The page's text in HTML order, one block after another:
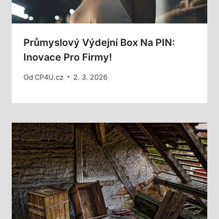
Průmyslový Výdejní Box Na PIN:
Inovace Pro Firmy!
Od CP4U.cz 2. 3. 2026